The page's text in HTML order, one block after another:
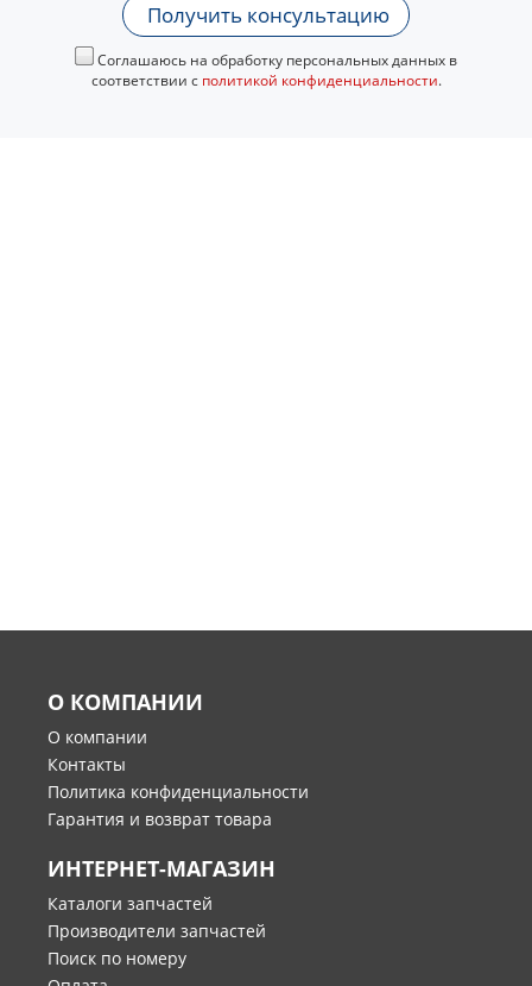
Получить консультацию
Соглашаюсь на обработку персональных данных в
соответствии с политикой конфиденциальности.
О КОМПАНИИ
О компании
Контакты
Политика конфиденциальности
Гарантия и возврат товара
ИНТЕРНЕТ-МАГАЗИН
Каталоги запчастей
Производители запчастей
Поиск по номеру